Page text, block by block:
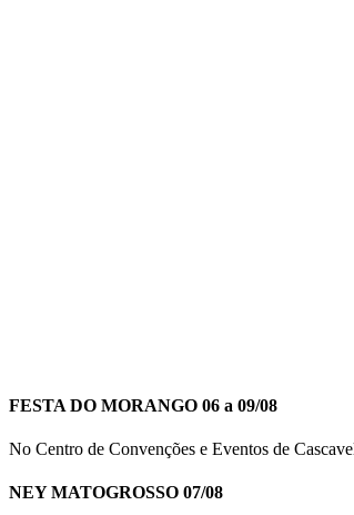
FESTA DO MORANGO 06 a 09/08
No Centro de Convenções e Eventos de
NEY MATOGROSSO 07/08